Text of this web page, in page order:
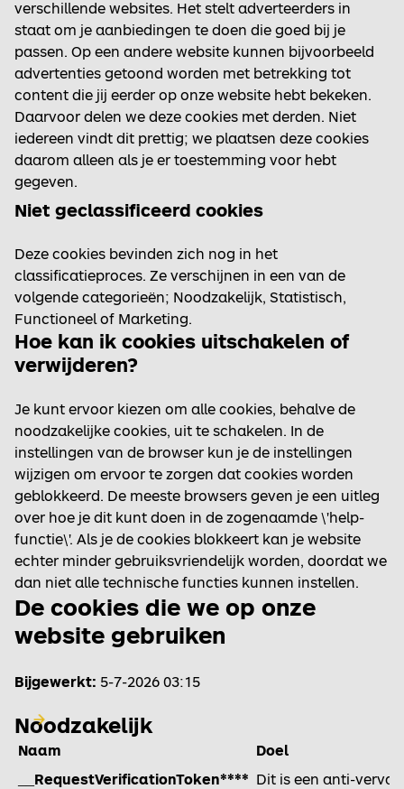
verschillende websites. Het stelt adverteerders in
staat om je aanbiedingen te doen die goed bij je
passen. Op een andere website kunnen bijvoorbeeld
advertenties getoond worden met betrekking tot
content die jij eerder op onze website hebt bekeken.
Daarvoor delen we deze cookies met derden. Niet
iedereen vindt dit prettig; we plaatsen deze cookies
daarom alleen als je er toestemming voor hebt
gegeven.
Niet geclassificeerd cookies
Deze cookies bevinden zich nog in het
classificatieproces. Ze verschijnen in een van de
volgende categorieën; Noodzakelijk, Statistisch,
Functioneel of Marketing.
Hoe kan ik cookies uitschakelen of
verwijderen?
Je kunt ervoor kiezen om alle cookies, behalve de
noodzakelijke cookies, uit te schakelen. In de
instellingen van de browser kun je de instellingen
wijzigen om ervoor te zorgen dat cookies worden
geblokkeerd. De meeste browsers geven je een uitleg
over hoe je dit kunt doen in de zogenaamde \'help-
functie\'. Als je de cookies blokkeert kan je website
echter minder gebruiksvriendelijk worden, doordat we
dan niet alle technische functies kunnen instellen.
De cookies die we op onze
website gebruiken
Bijgewerkt: 5-7-2026 03:15
Noodzakelijk
Naam
Doel
__RequestVerificationToken**** Dit is een anti-